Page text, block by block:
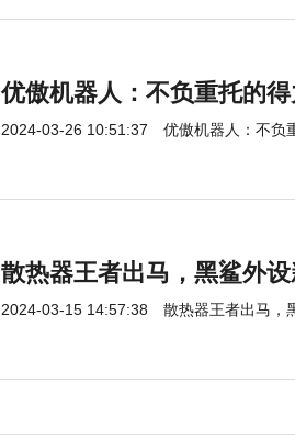
优傲机器人：不负重托的
2024-03-26 10:51:37 优傲机器人：不负
散热器王者出马，黑鲨外设
2024-03-15 14:57:38 散热器王者出马，